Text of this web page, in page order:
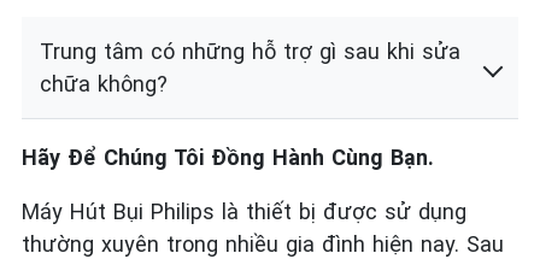
Trung tâm có những hỗ trợ gì sau khi sửa
chữa không?
Hãy Để Chúng Tôi Đồng Hành Cùng Bạn.
Máy Hút Bụi Philips là thiết bị được sử dụng
thường xuyên trong nhiều gia đình hiện nay. Sau